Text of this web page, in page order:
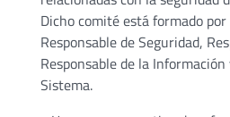
Dicho comité está formado
Responsable de Seguridad,
Responsable de la
Sistema.